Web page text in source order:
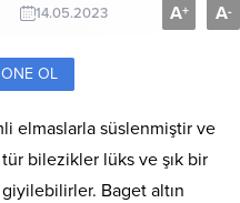
14.05.2023 A+ A-
OL
elmaslarla süslenmiştir ve
tür bilezikler lüks ve şık bir
Baget altın